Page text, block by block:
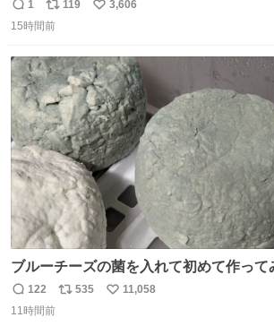
返
信
1
リ
ポ
ト
数
119
い
数
3,606
15時間前
ブルーチーズの菌を入れて初めて作って
けど 本能でちょっとヤバいと思っちゃう
返
信
122
リ
535
い
11,058
11時間前